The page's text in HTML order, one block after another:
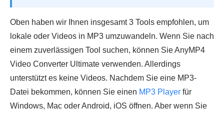
Oben haben wir Ihnen insgesamt 3 Tools empfohlen, um
lokale oder Videos in MP3 umzuwandeln. Wenn Sie nach
einem zuverlässigen Tool suchen, können Sie AnyMP4
Video Converter Ultimate verwenden. Allerdings
unterstützt es keine Videos. Nachdem Sie eine MP3-
Datei bekommen, können Sie einen MP3 Player für
Windows, Mac oder Android, iOS öffnen. Aber wenn Sie